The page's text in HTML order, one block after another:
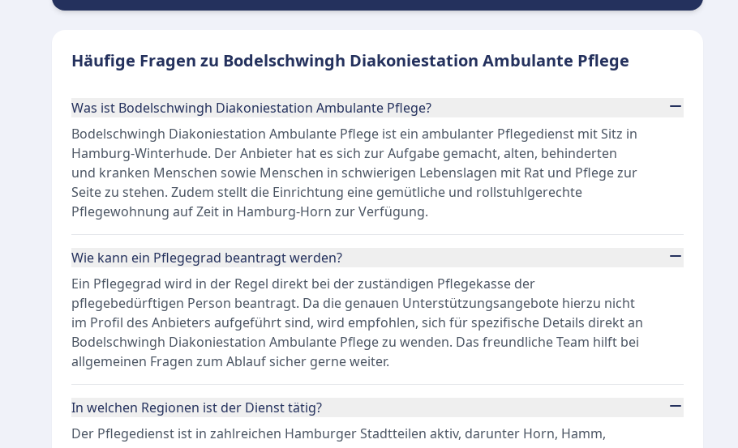
Häufige Fragen zu Bodelschwingh Diakoniestation Ambulante Pflege
Was ist Bodelschwingh Diakoniestation Ambulante Pflege?
Bodelschwingh Diakoniestation Ambulante Pflege ist ein ambulanter Pflegedienst mit Sitz in
Hamburg-Winterhude. Der Anbieter hat es sich zur Aufgabe gemacht, alten, behinderten
und kranken Menschen sowie Menschen in schwierigen Lebenslagen mit Rat und Pflege zur
Seite zu stehen. Zudem stellt die Einrichtung eine gemütliche und rollstuhlgerechte
Pflegewohnung auf Zeit in Hamburg-Horn zur Verfügung.
Wie kann ein Pflegegrad beantragt werden?
Ein Pflegegrad wird in der Regel direkt bei der zuständigen Pflegekasse der
pflegebedürftigen Person beantragt. Da die genauen Unterstützungsangebote hierzu nicht
im Profil des Anbieters aufgeführt sind, wird empfohlen, sich für spezifische Details direkt an
Bodelschwingh Diakoniestation Ambulante Pflege zu wenden. Das freundliche Team hilft bei
allgemeinen Fragen zum Ablauf sicher gerne weiter.
In welchen Regionen ist der Dienst tätig?
Der Pflegedienst ist in zahlreichen Hamburger Stadtteilen aktiv, darunter Horn, Hamm,